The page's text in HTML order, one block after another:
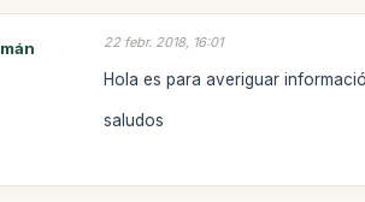
22 febr. 2018, 16:01
Hola es para averiguar
saludos